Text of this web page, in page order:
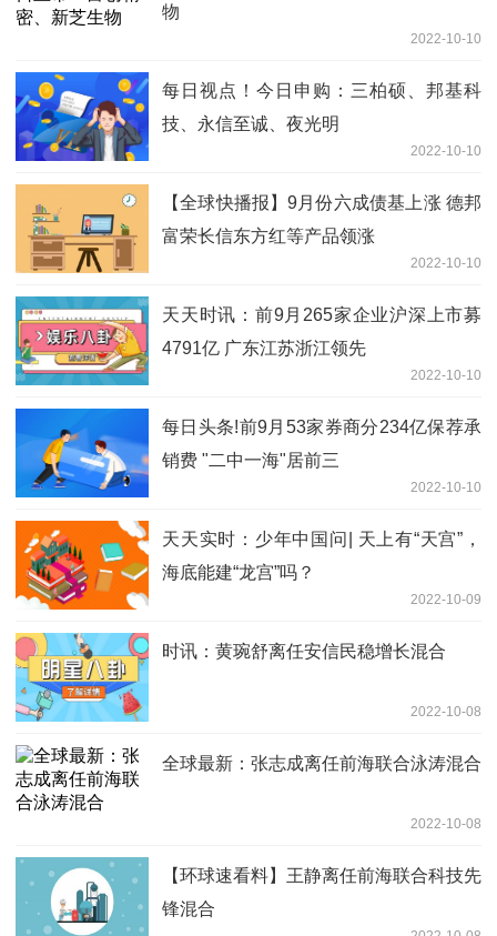
物
2022-10-10
每日视点！今日申购：三柏硕、邦基科
技、永信至诚、夜光明
2022-10-10
【全球快播报】9月份六成债基上涨 德邦
富荣长信东方红等产品领涨
2022-10-10
天天时讯：前9月265家企业沪深上市募
4791亿 广东江苏浙江领先
2022-10-10
每日头条!前9月53家券商分234亿保荐承
销费 "二中一海"居前三
2022-10-10
天天实时：少年中国问| 天上有“天宫”，
海底能建“龙宫”吗？
2022-10-09
时讯：黄琬舒离任安信民稳增长混合
2022-10-08
全球最新：张志成离任前海联合泳涛混合
2022-10-08
【环球速看料】王静离任前海联合科技先
锋混合